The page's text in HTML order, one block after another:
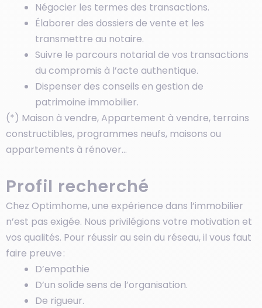
Négocier les termes des transactions.
Élaborer des dossiers de vente et les
transmettre au notaire.
Suivre le parcours notarial de vos transactions
du compromis à l’acte authentique.
Dispenser des conseils en gestion de
patrimoine immobilier.
(*) Maison à vendre, Appartement à vendre, terrains
constructibles, programmes neufs, maisons ou
appartements à rénover…
Profil recherché
Chez Optimhome, une expérience dans l’immobilier
n’est pas exigée. Nous privilégions votre motivation et
vos qualités. Pour réussir au sein du réseau, il vous faut
faire preuve :
D’empathie
D’un solide sens de l’organisation.
De rigueur.